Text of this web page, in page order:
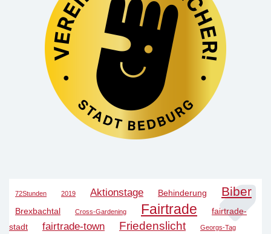
72Stunden 2019 Aktionstage Behinderung Biber
Brexbachtal Cross-Gardening Fairtrade
fairtrade-
stadt
fairtrade-town Friedenslicht Georgs-Tag